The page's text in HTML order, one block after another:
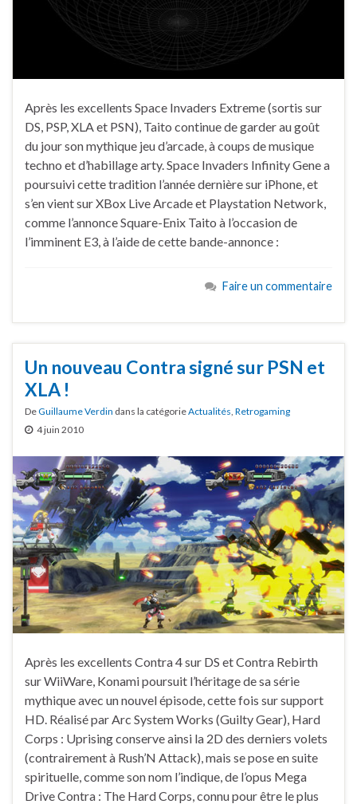
Après les excellents Space Invaders Extreme (sortis sur
DS, PSP, XLA et PSN), Taito continue de garder au goût
du jour son mythique jeu d’arcade, à coups de musique
techno et d’habillage arty. Space Invaders Infinity Gene a
poursuivi cette tradition l’année dernière sur iPhone, et
s’en vient sur XBox Live Arcade et Playstation Network,
comme l’annonce Square-Enix Taito à l’occasion de
l’imminent E3, à l’aide de cette bande-annonce :
Faire un commentaire
Un nouveau Contra signé sur PSN et
XLA !
DeGuillaume Verdin dans la catégorieActualités Retrogaming
4 juin 2010
Après les excellents Contra 4 sur DS et Contra Rebirth
sur WiiWare, Konami poursuit l’héritage de sa série
mythique avec un nouvel épisode, cette fois sur support
HD. Réalisé par Arc System Works (Guilty Gear), Hard
Corps : Uprising conserve ainsi la 2D des derniers volets
(contrairement à Rush’N Attack), mais se pose en suite
spirituelle, comme son nom l’indique, de l’opus Mega
Drive Contra : The Hard Corps, connu pour être le plus